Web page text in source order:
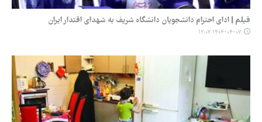
فیلم | ادای احترام دانشجویان دانشگاه شریف به شهدای اقتدار ایران
۱۴۰۴-۰۴-۰۷ ۱۲:۰۷